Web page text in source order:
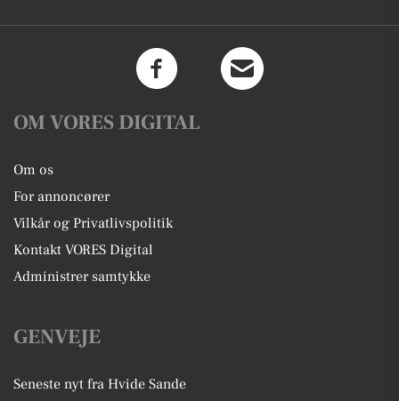
OM VORES DIGITAL
Om os
For annoncører
Vilkår og Privatlivspolitik
Kontakt VORES Digital
Administrer samtykke
GENVEJE
Seneste nyt fra Hvide Sande